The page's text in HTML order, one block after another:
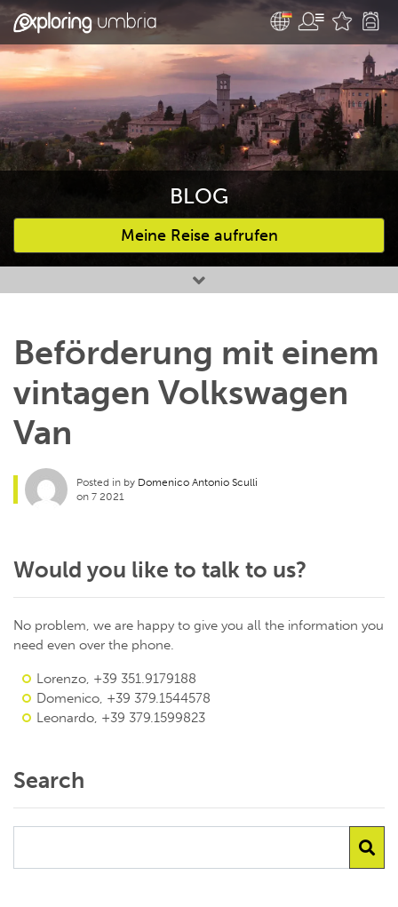
BLOG
Meine Reise aufrufen
Bevorzugte Aktivitäten
Beförderung mit einem
vintagen Volkswagen
Van
Posted in by Domenico Antonio Sculli
on 7 2021
Would you like to talk to us?
No problem, we are happy to give you all the information you
need even over the phone.
Lorenzo, +39 351.9179188
Domenico, +39 379.1544578
Leonardo, +39 379.1599823
Search